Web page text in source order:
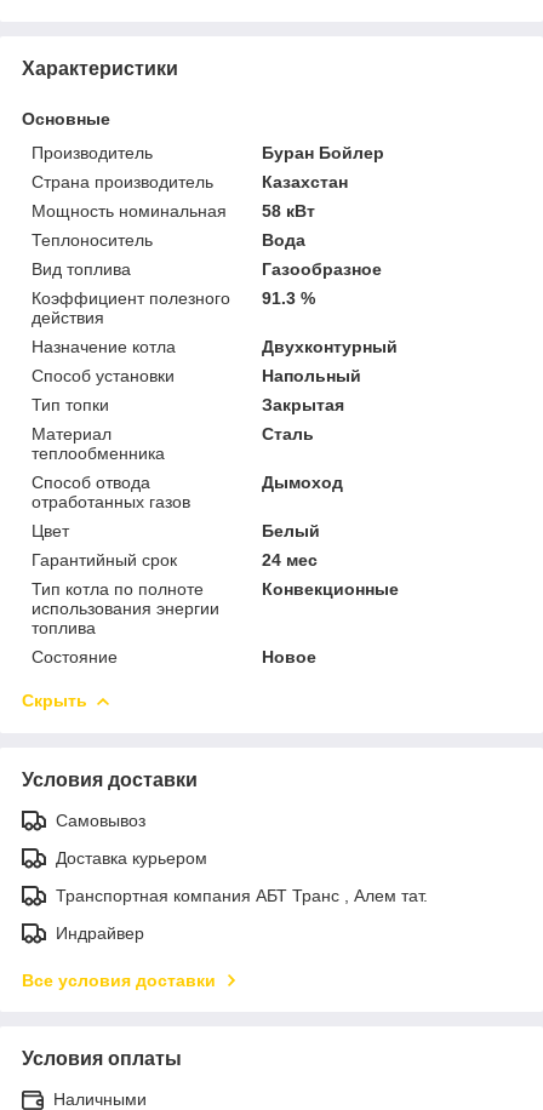
Характеристики
Основные
Производитель
Буран Бойлер
Страна производитель
Казахстан
Мощность номинальная
58 кВт
Теплоноситель
Вода
Вид топлива
Газообразное
Коэффициент полезного
действия
91.3 %
Назначение котла
Двухконтурный
Способ установки
Напольный
Тип топки
Закрытая
Материал
теплообменника
Сталь
Способ отвода
отработанных газов
Дымоход
Цвет
Белый
Гарантийный срок
24 мес
Тип котла по полноте
использования энергии
топлива
Конвекционные
Состояние Новое
Скрыть
Условия доставки
Самовывоз
Доставка курьером
Транспортная компания АБТ Транс , Алем тат.
Индрайвер
Все условия доставки
Условия оплаты
Наличными